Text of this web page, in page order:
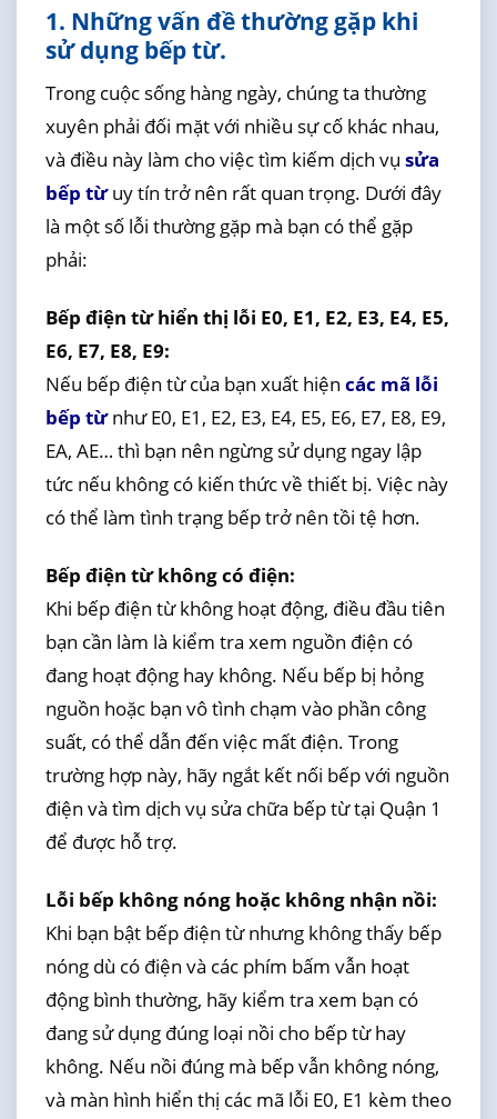
1. Những vấn đề thường gặp khi
sử dụng bếp từ.
Trong cuộc sống hàng ngày, chúng ta thường
xuyên phải đối mặt với nhiều sự cố khác nhau,
và điều này làm cho việc tìm kiếm dịch vụ sửa
bếp từuy tín trở nên rất quan trọng. Dưới đây
là một số lỗi thường gặp mà bạn có thể gặp
phải:
Bếp điện từ hiển thị lỗi E0, E1, E2, E3, E4, E5,
E6, E7, E8, E9:
Nếu bếp điện từ của bạn xuất hiện các mã lỗi
bếp từnhư E0, E1, E2, E3, E4, E5, E6, E7, E8, E9,
EA, AE… thì bạn nên ngừng sử dụng ngay lập
tức nếu không có kiến thức về thiết bị. Việc này
có thể làm tình trạng bếp trở nên tồi tệ hơn.
Bếp điện từ không có điện:
Khi bếp điện từ không hoạt động, điều đầu tiên
bạn cần làm là kiểm tra xem nguồn điện có
đang hoạt động hay không. Nếu bếp bị hỏng
nguồn hoặc bạn vô tình chạm vào phần công
suất, có thể dẫn đến việc mất điện. Trong
trường hợp này, hãy ngắt kết nối bếp với nguồn
điện và tìm dịch vụ sửa chữa bếp từ tại Quận 1
để được hỗ trợ.
Lỗi bếp không nóng hoặc không nhận nồi:
Khi bạn bật bếp điện từ nhưng không thấy bếp
nóng dù có điện và các phím bấm vẫn hoạt
động bình thường, hãy kiểm tra xem bạn có
đang sử dụng đúng loại nồi cho bếp từ hay
không. Nếu nồi đúng mà bếp vẫn không nóng,
và màn hình hiển thị các mã lỗi E0, E1 kèm theo